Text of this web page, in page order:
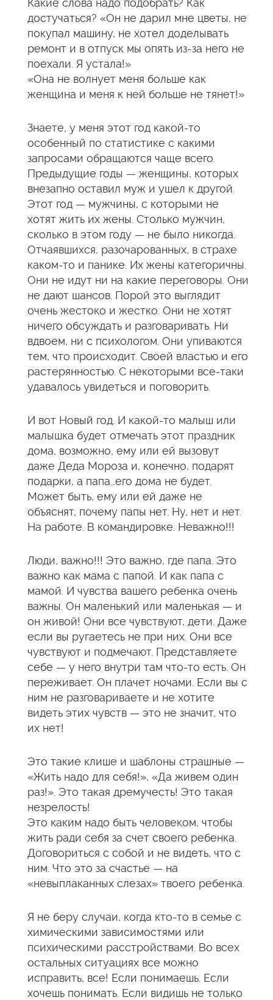
достучаться? «Он не дарил мне цветы, не
покупал машину, не хотел доделывать
ремонт и в отпуск мы опять из-за него не
поехали. Я устала!»
«Она не волнует меня больше как
женщина и меня к ней больше не тянет!»
Знаете, у меня этот год какой-то
особенный по статистике с какими
запросами обращаются чаще всего.
Предыдущие годы — женщины, которых
внезапно оставил муж и ушел к другой.
Этот год — мужчины, с которыми не
хотят жить их жены. Столько мужчин,
сколько в этом году — не было никогда.
Отчаявшихся, разочарованных, в страхе
каком-то и панике. Их жены категоричны.
Они не идут ни на какие переговоры. Они
не дают шансов. Порой это выглядит
очень жестоко и жестко. Они не хотят
ничего обсуждать и разговаривать. Ни
вдвоем, ни с психологом. Они упиваются
тем, что происходит. Своей властью и его
растерянностью. С некоторыми все-таки
удавалось увидеться и поговорить.
И вот Новый год. И какой-то малыш или
малышка будет отмечать этот праздник
дома, возможно, ему или ей вызовут
даже Деда Мороза и, конечно, подарят
подарки, а папа…его дома не будет.
Может быть, ему или ей даже не
объяснят, почему папы нет. Ну, нет и нет.
На работе. В командировке. Неважно!!!
Люди, важно!!! Это важно, где папа. Это
важно как мама с папой. И как папа с
мамой. И чувства вашего ребенка очень
важны. Он маленький или маленькая — и
он живой! Они все чувствуют, дети. Даже
если вы ругаетесь не при них. Они все
чувствуют и подмечают. Представляете
себе — у него внутри там что-то есть. Он
переживает. Он плачет ночами. Если вы с
ним не разговариваете и не хотите
видеть этих чувств — это не значит, что
их нет!
Это такие клише и шаблоны страшные —
«Жить надо для себя!», «Да живем один
раз!». Это такая дремучесть! Это такая
незрелость!
Это каким надо быть человеком, чтобы
жить ради себя за счет своего ребенка.
Договориться с собой и не видеть, что с
ним. Что это за счастье — на
«невыплаканных слезах» твоего ребенка.
Я не беру случаи, когда кто-то в семье с
химическими зависимостями или
психическими расстройствами. Во всех
остальных ситуациях все можно
исправить, все! Если понимаешь. Если
хочешь понимать. Если видишь не только